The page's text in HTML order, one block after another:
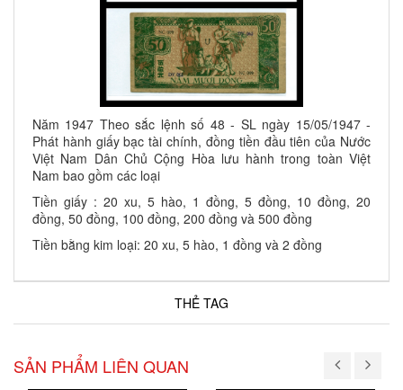
Năm 1947 Theo sắc lệnh số 48 - SL ngày 15/05/1947 -
Phát hành giấy bạc tài chính, đồng tiền đầu tiên của Nước
Việt Nam Dân Chủ Cộng Hòa lưu hành trong toàn Việt
Nam bao gồm các loại
Tiền giấy : 20 xu, 5 hào, 1 đồng, 5 đồng, 10 đồng, 20
đồng, 50 đồng, 100 đồng, 200 đồng và 500 đồng
Tiền bằng kim loại: 20 xu, 5 hào, 1 đồng và 2 đồng
THẺ TAG
SẢN PHẨM LIÊN QUAN